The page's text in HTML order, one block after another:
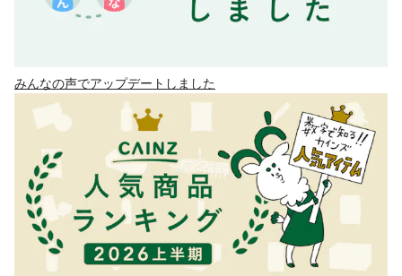
みんなの声でアップデートしました